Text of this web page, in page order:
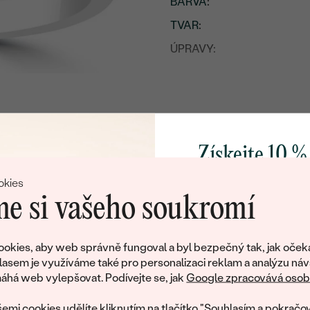
si vašeho soukromí
aby web správně fungoval a byl bezpečný tak, jak
je využíváme také pro personalizaci reklam a analýzu
web vylepšovat. Podívejte se, jak Google zpracovává
TVAR:
ÚPRAVY:
KARÁTOVÁ VÁHA:
ČISTOTA:
BARVA:
Litujeme, ale tento šperk si už své majitele našel
množství podobných produktů. Pokud chcete být
Získejte 10
poctivě vyráběných
Jako dárek na
zašleme slevový kód